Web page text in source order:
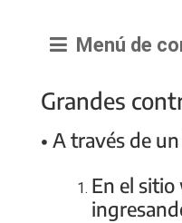
Menú de
Grandes
• A través de
En el sitio